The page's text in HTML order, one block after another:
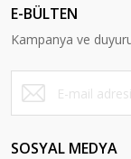
E-BÜLTEN
Kampanya ve
SOSYAL MEDYA